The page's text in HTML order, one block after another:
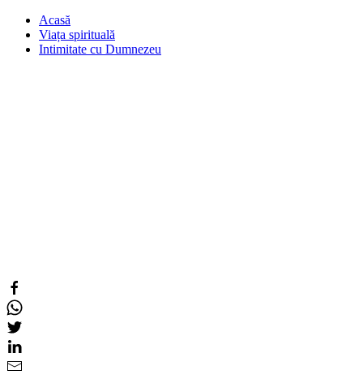
Acasă
Viața spirituală
Intimitate cu Dumnezeu